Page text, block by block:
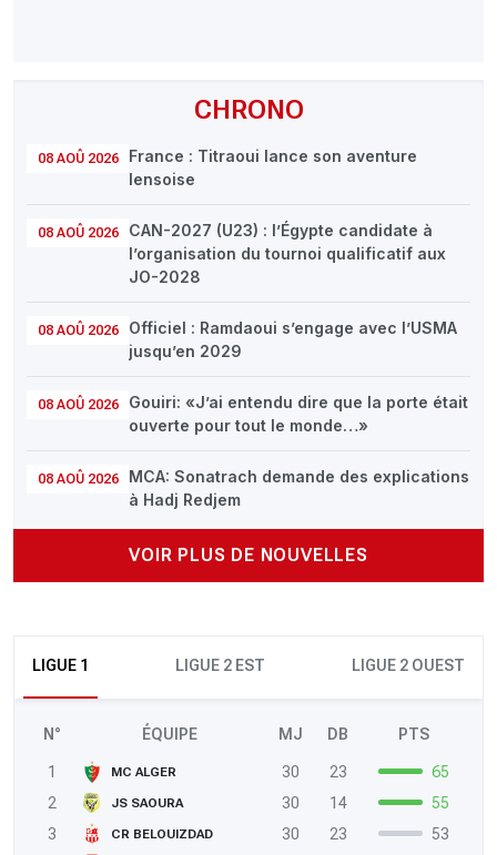
CHRONO
08 AOÛ 2026
France : Titraoui lance son aventure
lensoise
08 AOÛ 2026
CAN-2027 (U23) : l’Égypte candidate à
l’organisation du tournoi qualificatif aux
JO-2028
08 AOÛ 2026
Officiel : Ramdaoui s’engage avec l’USMA
jusqu’en 2029
08 AOÛ 2026
Gouiri: «J’ai entendu dire que la porte était
ouverte pour tout le monde…»
08 AOÛ 2026
MCA: Sonatrach demande des explications
à Hadj Redjem
VOIR PLUS DE NOUVELLES
LIGUE 1 LIGUE 2 EST LIGUE 2 OUEST
N° ÉQUIPE MJ DB PTS
1 MC ALGER 30 23
65
2
JS SAOURA 30 14
55
3
CR BELOUIZDAD 30 23 53